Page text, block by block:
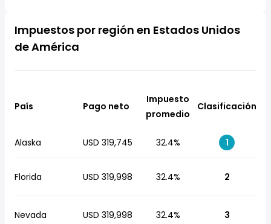
Impuestos por región en Estados Unidos
de América
País Pago neto
Impuesto
promedio
Clasificación
Alaska USD 319,745 32.4% 1
Florida USD 319,998 32.4% 2
Nevada USD 319,998 32.4% 3